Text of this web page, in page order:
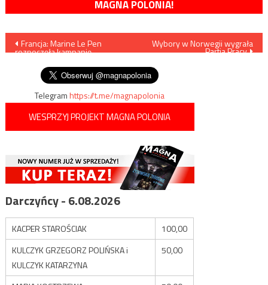
MAGNA POLONIA!
Nawigacja
wpisu
Francja: Marine Le Pen
rozpoczęła kampanię
Wybory w Norwegii wygrała
Partia Pracy
Telegramhttps://t.me/magnapolonia
WESPRZYJ PROJEKT MAGNA POLONIA
Darczyńcy - 6.08.2026
KACPER STAROŚCIAK
100,00
KULCZYK GRZEGORZ POLIŃSKA i
KULCZYK KATARZYNA
50,00